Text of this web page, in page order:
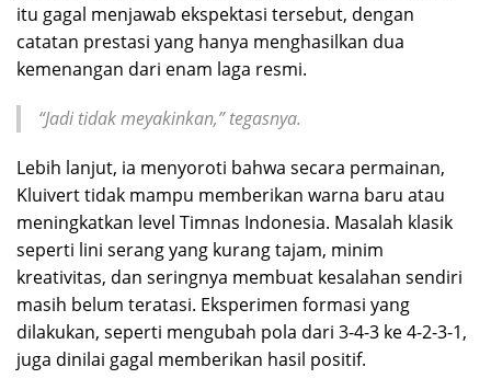
itu gagal menjawab ekspektasi tersebut, dengan
catatan prestasi yang hanya menghasilkan dua
kemenangan dari enam laga resmi.
“Jadi tidak meyakinkan,” tegasnya.
Lebih lanjut, ia menyoroti bahwa secara permainan,
Kluivert tidak mampu memberikan warna baru atau
meningkatkan level Timnas Indonesia. Masalah klasik
seperti lini serang yang kurang tajam, minim
kreativitas, dan seringnya membuat kesalahan sendiri
masih belum teratasi. Eksperimen formasi yang
dilakukan, seperti mengubah pola dari 3-4-3 ke 4-2-3-1,
juga dinilai gagal memberikan hasil positif.